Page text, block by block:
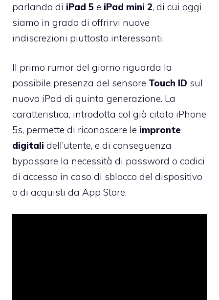
parlando di iPad 5 e iPad mini 2, di cui oggi
siamo in grado di offrirvi nuove
indiscrezioni piuttosto interessanti.
Il primo rumor del giorno riguarda la
possibile presenza del sensore Touch ID sul
nuovo iPad di quinta generazione. La
caratteristica, introdotta col già citato iPhone
5s, permette di riconoscere le impronte
digitali dell’utente, e di conseguenza
bypassare la necessità di password o codici
di accesso in caso di sblocco del dispositivo
o di acquisti da App Store.